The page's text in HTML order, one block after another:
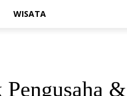
WISATA